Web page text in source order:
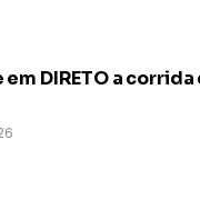
DIRETO a